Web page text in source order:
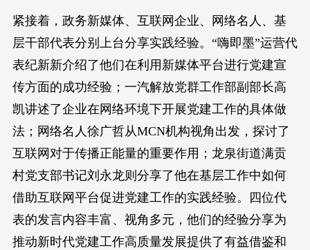
紧接着，政务新媒体、互联网企业、网络名人、基
层干部代表分别上台分享实践经验。“嗨即墨”运营代
表纪新新介绍了他们在利用新媒体平台进行党建宣
传方面的成功经验；一汽解放党群工作部副部长高
凯讲述了企业在网络环境下开展党建工作的具体做
法；网络名人徐广哲从MCN机构视角出发，探讨了
互联网对于传播正能量的重要作用；龙泉街道满贡
村党支部书记刘永龙则分享了他在基层工作中如何
借助互联网平台促进党建工作的实践经验。四位代
表的发言内容丰富、视角多元，他们的经验分享为
推动新时代党建工作高质量发展提供了有益借鉴和